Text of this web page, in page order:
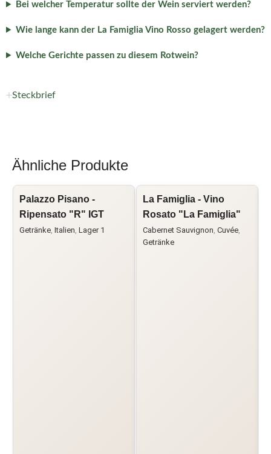
Bei welcher Temperatur sollte der Wein serviert werden?
Wie lange kann der La Famiglia Vino Rosso gelagert werden?
Welche Gerichte passen zu diesem Rotwein?
Steckbrief
Ähnliche Produkte
Palazzo Pisano -
Ripensato "R" IGT
Getränke, Italien, Lager 1
La Famiglia - Vino
Rosato "La Famiglia"
Cabernet Sauvignon, Cuvée,
Getränke